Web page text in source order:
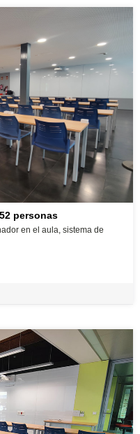
personas
en el aula, sistema de